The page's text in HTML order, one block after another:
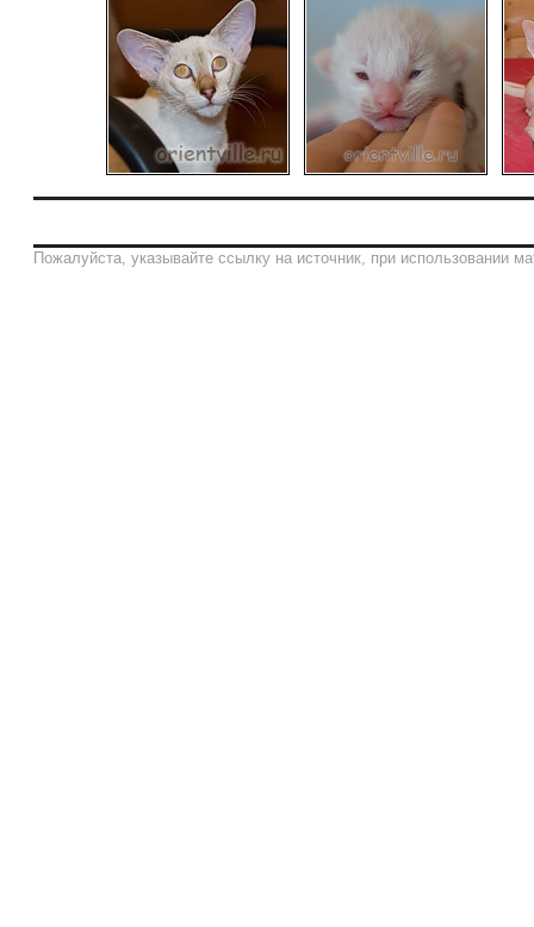
Пожалуйста, указывайте ссылку на источник, при использовании